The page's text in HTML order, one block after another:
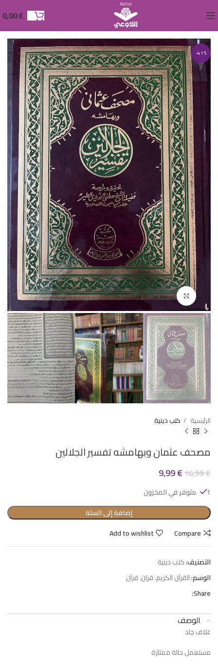
0,00€
-41%
Click to enlarge
الرئيسية كتب دينية
مصحف عثمان وبهامشه تفسير الجلالين
16,99€
9,99€
1 متوفر في المخزون
إضافة إلى السلة
Compare
Add to wishlist
التصنيف:كتب دينية
الوسم:القرآن الكريم، قران، قرآن
Share:
الوصف
غلاف جلد
مستعمل حالة ممتازة